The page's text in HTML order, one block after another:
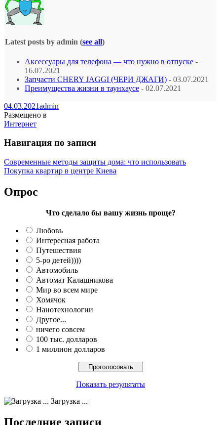
Latest posts by admin (see all)
Аксессуары для телефона — что нужно в отпуске -
16.07.2021
Запчасти CHERY JAGGI (ЧЕРИ ДЖАГИ) - 03.07.2021
Преимущества жизни в таунхаусе - 02.07.2021
04.03.2021admin
Размещено в
Интернет
Навигация по записи
Современные методы защиты дома: что использовать
Покупка квартир в центре Киева
Опрос
Что сделало бы вашу жизнь проще?
Любовь
Интересная работа
Путешествия
5-ро детей))))
Автомобиль
Автомат Калашникова
Мир во всем мире
Хомячок
Нанотехнологии
Другое...
ничего совсем
100 тыс. долларов
1 миллион долларов
Показать результаты
Загрузка ...
Последние записи